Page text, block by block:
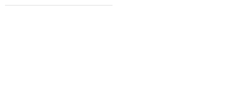
výrobní postup a jsou k tomu